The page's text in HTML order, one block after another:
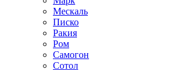
Мескаль
Писко
Ракия
Ром
Самогон
Сотол